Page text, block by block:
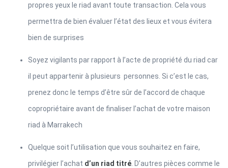
propres yeux le riad avant toute transaction. Cela vous
permettra de bien évaluer l’état des lieux et vous évitera
bien de surprises
Soyez vigilants par rapport à l’acte de propriété du riad car
il peut appartenir à plusieurs personnes. Si c’est le cas,
prenez donc le temps d’être sûr de l’accord de chaque
copropriétaire avant de finaliser l’achat de votre maison
riad à Marrakech
Quelque soit l’utilisation que vous souhaitez en faire,
privilégier l’achat d’un riad titré . D’autres pièces comme le